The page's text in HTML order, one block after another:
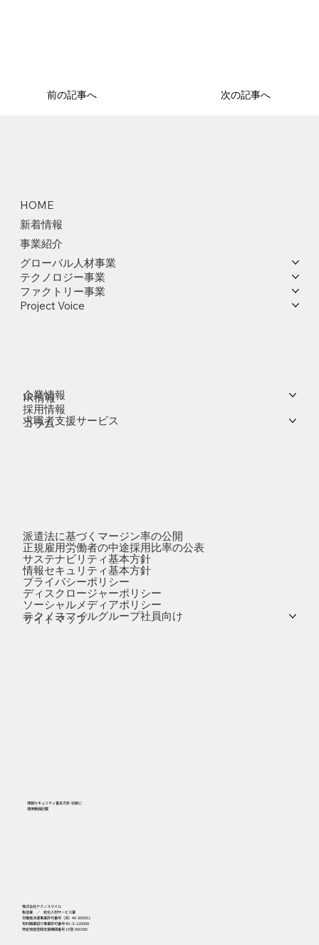
前の記事へ 次の記事へ
HOME
新着情報
事業紹介
グローバル人材事業
テクノロジー事業
ファクトリー事業
Project Voice
企業情報
IR情報
採用情報
求職者支援サービス
コラム
派遣法に基づくマージン率の公開
正規雇用労働者の中途採用比率の公表
サステナビリティ基本方針
情報セキュリティ基本方針
プライバシーポリシー
ディスクロージャーポリシー
ソーシャルメディアポリシー
テクノスマイルグループ社員向け
サイトマップ
情報セキュリティ基本方針-別紙に
​適用範囲記載
株式会社テクノスマイル
製造業 ／ 総合人材サービス業
労働者派遣事業許可番号（派）40-300912
有料職業紹介事業許可番号 40-ユ-120008
特定技能登録支援機関番号 19登-000395